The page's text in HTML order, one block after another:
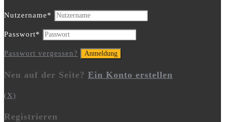
Nutzername*
Passwort*
Passwort vergessen?
Neu auf der Seite? Ein Konto erstellen
(X)
Registrieren